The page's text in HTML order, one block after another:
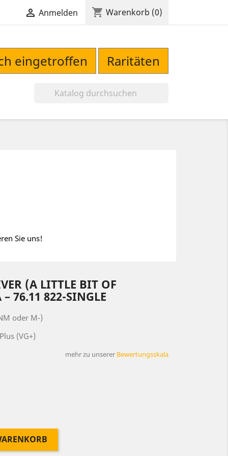
 Anmelden shopping_cart Warenkorb (0)
eingetroffen Raritäten
Sie uns!
(A LITTLE BIT OF
76.11 822-SINGLE
oder M-)
(VG+)
mehr zu unserer Bewertungsskala